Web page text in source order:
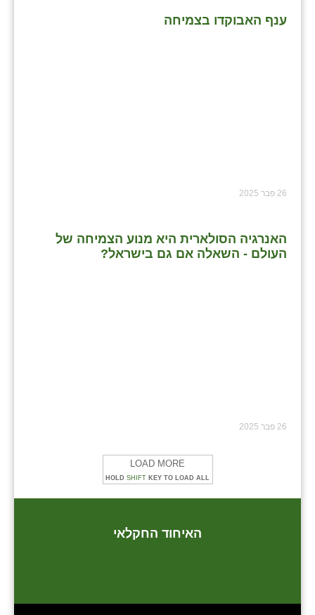
ענף האבוקדו בצמיחה
26 פבר 2025
האנרגיה הסולארית היא מנוע הצמיחה של
העולם - השאלה אם גם בישראל?
26 פבר 2025
LOAD MORE
HOLD SHIFT KEY TO LOAD ALL
האיחוד החקלאי